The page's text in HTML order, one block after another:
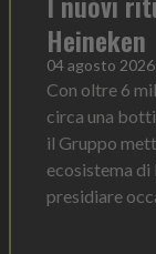
Heineken
04 agosto 2026
Con oltre 6
circa una
il Gruppo
ecosistema
presidiare